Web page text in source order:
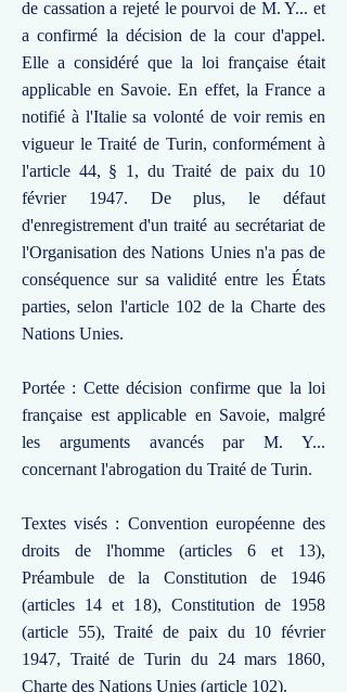
de cassation a rejeté le pourvoi de M. Y... et
a confirmé la décision de la cour d'appel.
Elle a considéré que la loi française était
applicable en Savoie. En effet, la France a
notifié à l'Italie sa volonté de voir remis en
vigueur le Traité de Turin, conformément à
l'article 44, § 1, du Traité de paix du 10
février 1947. De plus, le défaut
d'enregistrement d'un traité au secrétariat de
l'Organisation des Nations Unies n'a pas de
conséquence sur sa validité entre les États
parties, selon l'article 102 de la Charte des
Nations Unies.
Portée : Cette décision confirme que la loi
française est applicable en Savoie, malgré
les arguments avancés par M. Y...
concernant l'abrogation du Traité de Turin.
Textes visés : Convention européenne des
droits de l'homme (articles 6 et 13),
Préambule de la Constitution de 1946
(articles 14 et 18), Constitution de 1958
(article 55), Traité de paix du 10 février
1947, Traité de Turin du 24 mars 1860,
Charte des Nations Unies (article 102).